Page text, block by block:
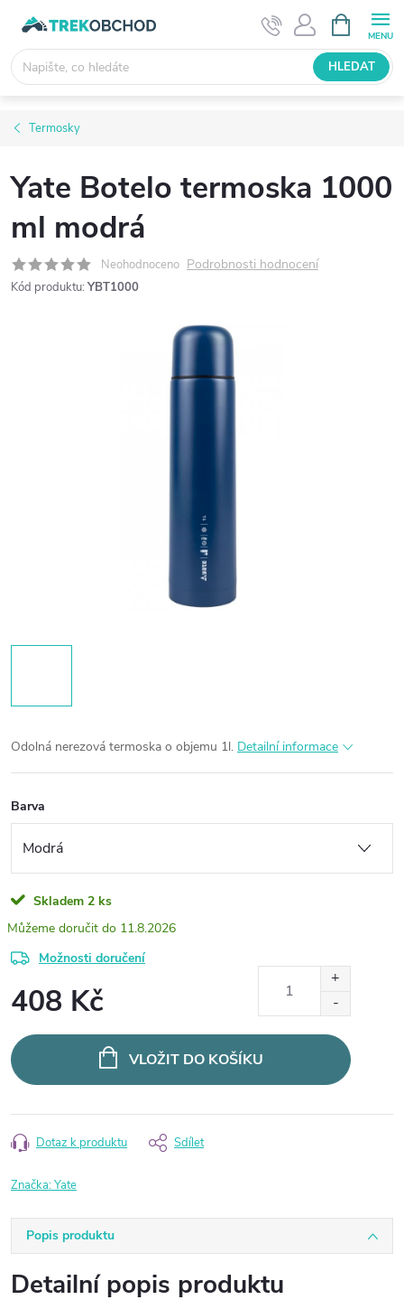
obsah
NÁKUPNÍ
KOŠÍK
HLEDAT
Termosky
Yate Botelo termoska 1000
ml modrá
Neohodnoceno Podrobnosti hodnocení
Kód produktu: YBT1000
Odolná nerezová termoska o objemu 1l. Detailní informace
Barva
Skladem 2 ks
11.8.2026
Možnosti doručení
408 Kč
cena:
VLOŽIT DO KOŠÍKU
Dotaz k produktu Sdílet
Značka:Yate
Popis produktu
Detailní popis produktu